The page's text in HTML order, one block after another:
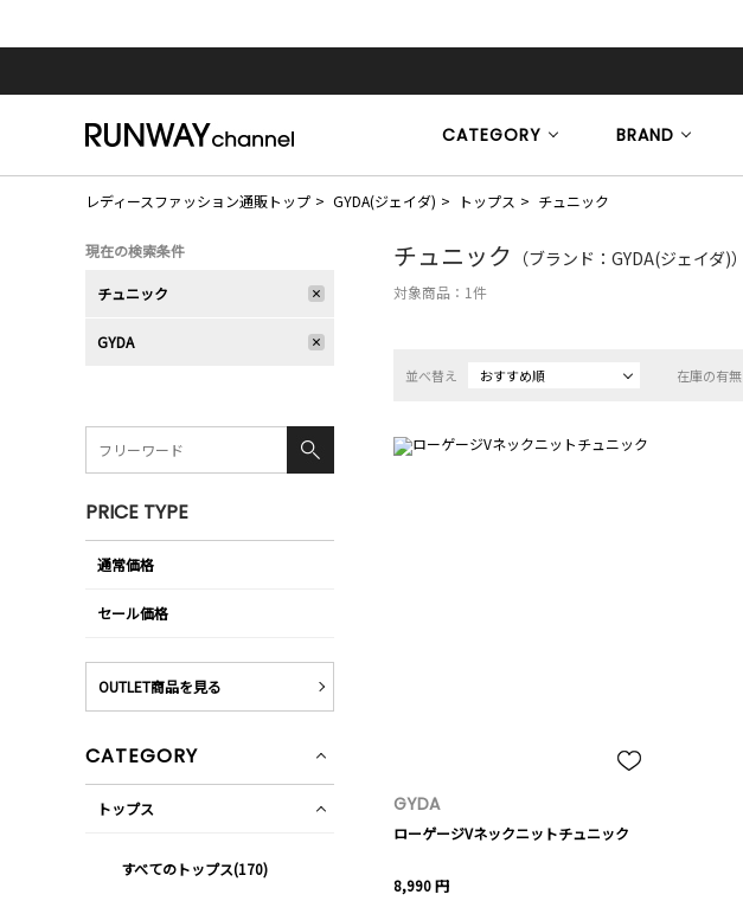
CATEGORY BRAND
レディースファッション通販トップ GYDA(ジェイダ) トップス チュニック
チュニック （ブランド：GYDA(ジェイダ)）
対象商品： 1件
並べ替え おすすめ順 在庫の有無
GYDA
ローゲージVネックニットチュニック
8,990 円
現在の検索条件
チュニック
GYDA
PRICE TYPE
通常価格
セール価格
OUTLET商品を見る
CATEGORY
トップス
すべてのトップス(170)